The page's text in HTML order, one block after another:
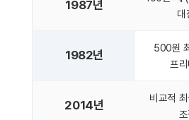
1987년
대
1982년
500원
프
2014년
비교적